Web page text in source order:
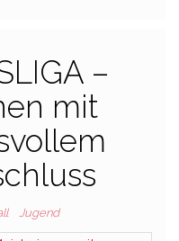
–
mit
Jugend